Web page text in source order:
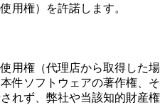
用権）を許諾します。
用権（代理店から取得した場
件ソフトウェアの著作権、そ
れず、弊社や当該知的財産権